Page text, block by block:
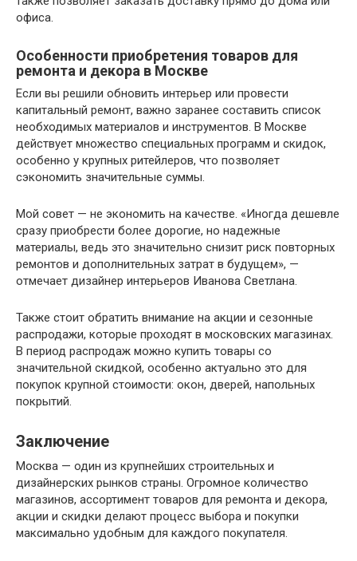
офиса.
Особенности приобретения товаров для
ремонта и декора в Москве
Если вы решили обновить интерьер или провести
капитальный ремонт, важно заранее составить список
необходимых материалов и инструментов. В Москве
действует множество специальных программ и скидок,
особенно у крупных ритейлеров, что позволяет
сэкономить значительные суммы.
Мой совет — не экономить на качестве. «Иногда дешевле
сразу приобрести более дорогие, но надежные
материалы, ведь это значительно снизит риск повторных
ремонтов и дополнительных затрат в будущем», —
отмечает дизайнер интерьеров Иванова Светлана.
Также стоит обратить внимание на акции и сезонные
распродажи, которые проходят в московских магазинах.
В период распродаж можно купить товары со
значительной скидкой, особенно актуально это для
покупок крупной стоимости: окон, дверей, напольных
покрытий.
Заключение
Москва — один из крупнейших строительных и
дизайнерских рынков страны. Огромное количество
магазинов, ассортимент товаров для ремонта и декора,
акции и скидки делают процесс выбора и покупки
максимально удобным для каждого покупателя.